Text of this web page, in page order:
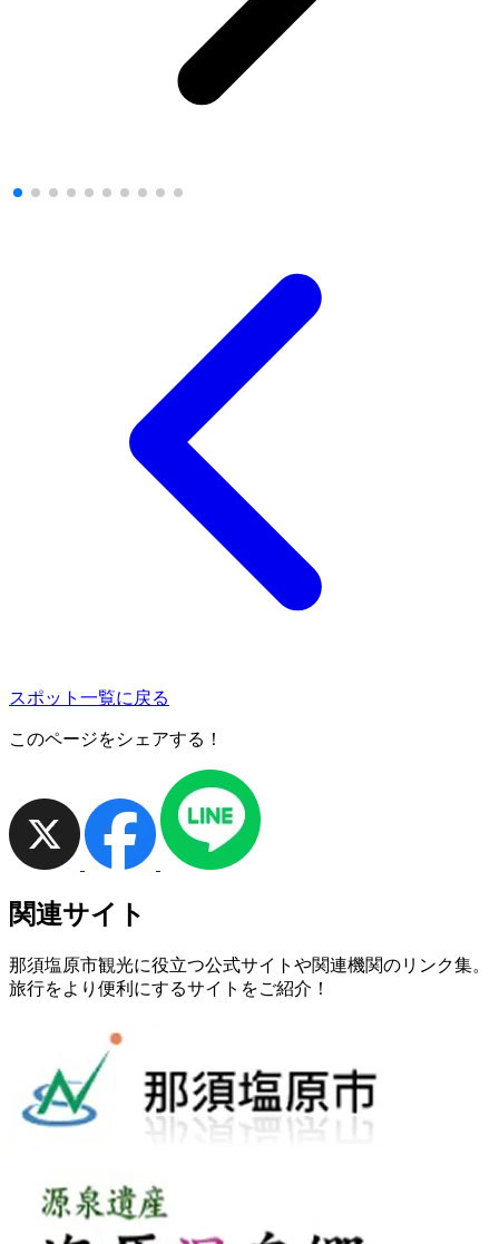
スポット一覧に戻る
このページをシェアする！
関連サイト
那須塩原市観光に役立つ公式サイトや関連機関のリンク集。
旅行をより便利にするサイトをご紹介！